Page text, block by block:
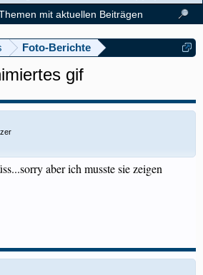
Foto-Berichte
gif
aber ich musste sie zeigen
mit aktuellen Beiträgen